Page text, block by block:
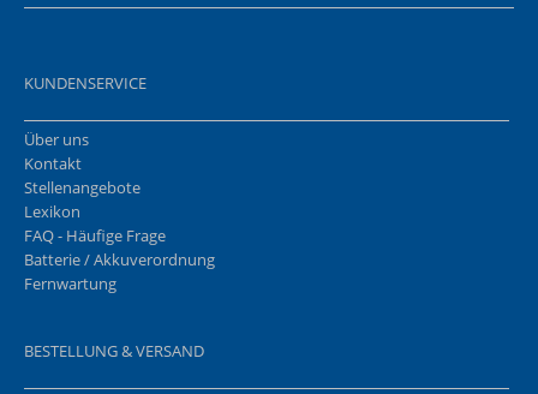
KUNDENSERVICE
Über uns
Kontakt
Stellenangebote
Lexikon
FAQ - Häufige Frage
Batterie / Akkuverordnung
Fernwartung
BESTELLUNG & VERSAND